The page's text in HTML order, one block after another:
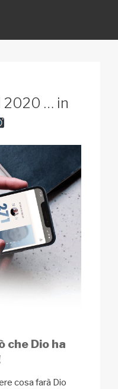
2020 … in
che Dio ha
cosa farà Dio